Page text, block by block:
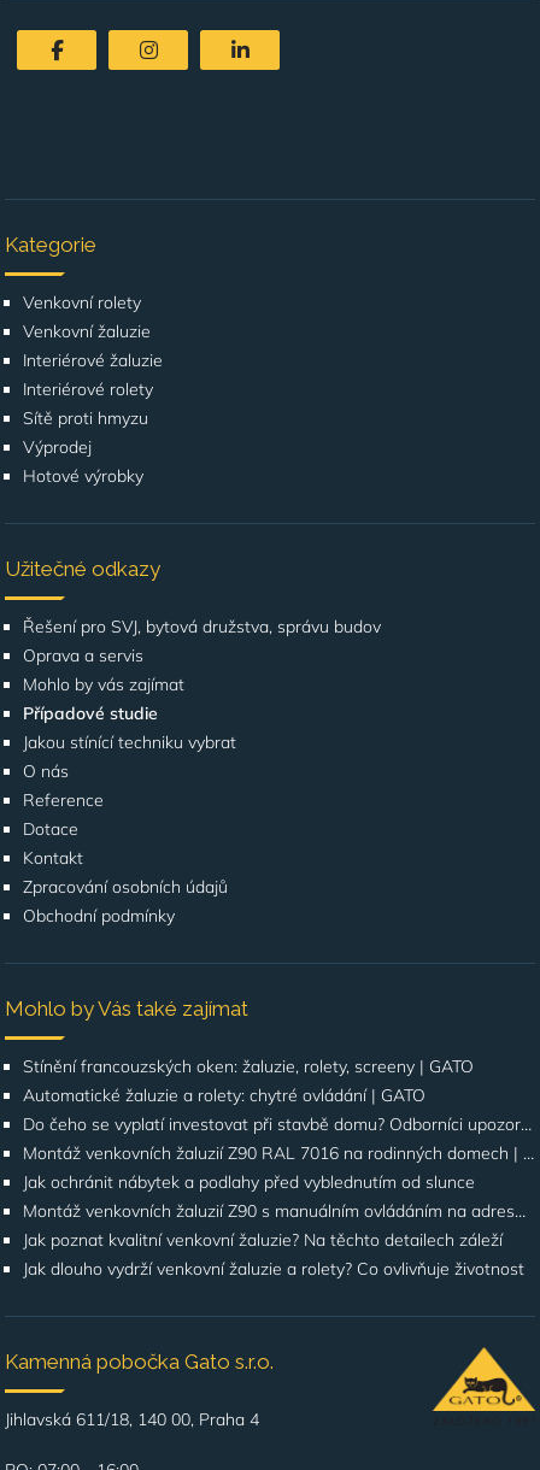
Kategorie
Venkovní rolety
Venkovní žaluzie
Interiérové žaluzie
Interiérové rolety
Sítě proti hmyzu
Výprodej
Hotové výrobky
Užitečné odkazy
Řešení pro SVJ, bytová družstva, správu budov
Oprava a servis
Mohlo by vás zajímat
Případové studie
Jakou stínící techniku vybrat
O nás
Reference
Dotace
Kontakt
Zpracování osobních údajů
Obchodní podmínky
Mohlo by Vás také zajímat
Stínění francouzských oken: žaluzie, rolety, screeny | GATO
Automatické žaluzie a rolety: chytré ovládání | GATO
Do čeho se vyplatí investovat při stavbě domu? Odborníci upozorňují na stínění oken
Montáž venkovních žaluzií Z90 RAL 7016 na rodinných domech | Případová studie
Jak ochránit nábytek a podlahy před vyblednutím od slunce
Montáž venkovních žaluzií Z90 s manuálním ovládáním na adrese Štúrova, Praha 4
Jak poznat kvalitní venkovní žaluzie? Na těchto detailech záleží
Jak dlouho vydrží venkovní žaluzie a rolety? Co ovlivňuje životnost
Kamenná pobočka Gato s.r.o.
Jihlavská 611/18, 140 00, Praha 4